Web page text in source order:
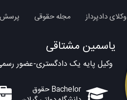
وکلای دادپرداز مجله حقوقی
یاسمین مشتاقی
وکیل پایه یک دادگستری-عضور
Bachelor حقوق